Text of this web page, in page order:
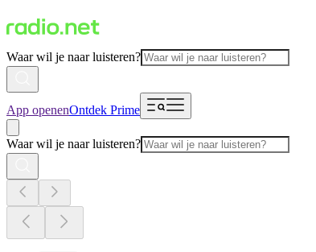
Waar wil je naar luisteren?
App openenOntdek Prime
Waar wil je naar luisteren?